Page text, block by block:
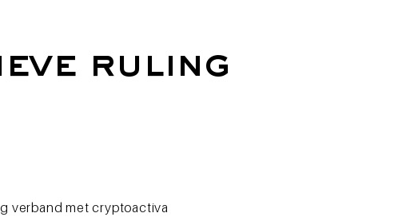
ruling
verband met cryptoactiva